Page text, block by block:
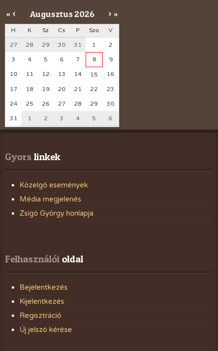
« < Augusztus2026 > »
H K Sz Cs P Szo V
27 28 29 30 31 1 2
3 4 5 6 7 8 9
10 11 12 13 14 15 16
17 18 19 20 21 22 23
24 25 26 27 28 29 30
31 1 2 3 4 5 6
Gyors linkek
Közelgő események
Média megjelenés
Zsigó György honlapja
Felhasználói oldal
Bejelentkezés
Kijelentkezés
Regisztráció
Új jelszó kérése